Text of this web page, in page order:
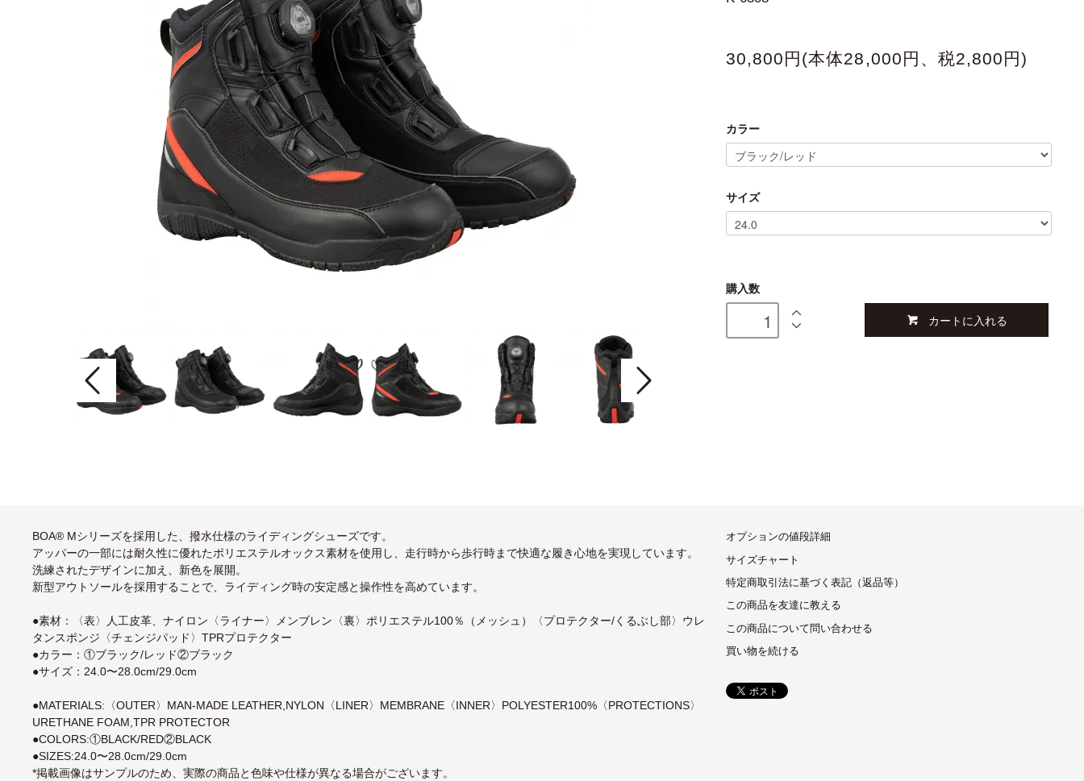
30,800円(本体28,000円、税2,800円)
カラー
サイズ
購入数
カートに入れる
BOA® Mシリーズを採用した、撥水仕様のライディングシューズです。
アッパーの一部には耐久性に優れたポリエステルオックス素材を使用し、走行時から歩行時まで快適な履き心地を実現しています。
洗練されたデザインに加え、新色を展開。
新型アウトソールを採用することで、ライディング時の安定感と操作性を高めています。
●素材：〈表〉人工皮革、ナイロン〈ライナー〉メンブレン〈裏〉ポリエステル100％（メッシュ）〈プロテクター/くるぶし部〉ウレ
タンスポンジ〈チェンジパッド〉TPRプロテクター
●カラー：①ブラック/レッド②ブラック
●サイズ：24.0〜28.0cm/29.0cm
●MATERIALS:〈OUTER〉MAN-MADE LEATHER,NYLON〈LINER〉MEMBRANE〈INNER〉POLYESTER100%〈PROTECTIONS〉
URETHANE FOAM,TPR PROTECTOR
●COLORS:①BLACK/RED②BLACK
●SIZES:24.0〜28.0cm/29.0cm
*掲載画像はサンプルのため、実際の商品と色味や仕様が異なる場合がございます。
オプションの値段詳細
サイズチャート
特定商取引法に基づく表記（返品等）
この商品を友達に教える
この商品について問い合わせる
買い物を続ける